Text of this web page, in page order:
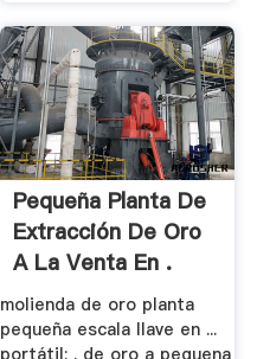
Pequeña Planta De
Extracción De Oro
A La Venta En .
molienda de oro planta
pequeña escala llave en ...